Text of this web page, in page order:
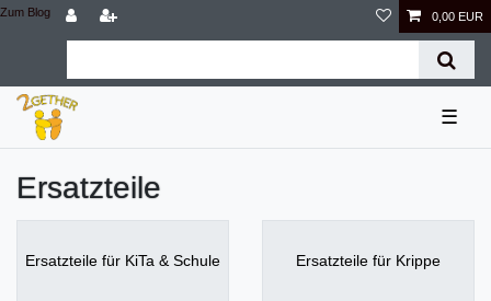
Zum Blog 0,00 EUR
☰
Ersatzteile
Ersatzteile für KiTa & Schule Ersatzteile für Krippe